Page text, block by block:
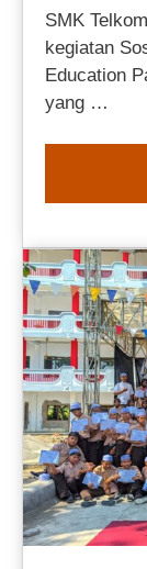
SMK
kegiatan
Education
yang …